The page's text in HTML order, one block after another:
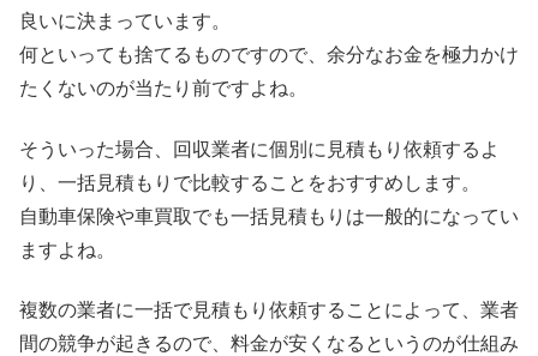
良いに決まっています。
何といっても捨てるものですので、余分なお金を極力かけ
たくないのが当たり前ですよね。
そういった場合、回収業者に個別に見積もり依頼するよ
り、一括見積もりで比較することをおすすめします。
自動車保険や車買取でも一括見積もりは一般的になってい
ますよね。
複数の業者に一括で見積もり依頼することによって、業者
間の競争が起きるので、料金が安くなるというのが仕組み